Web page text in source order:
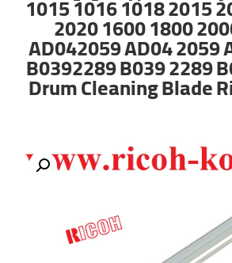
) / 1015 1016 1018 2015
2020 1600 1800
AD042059 AD04 2059
B0392289 B039 2289
Drum Cleaning Blade